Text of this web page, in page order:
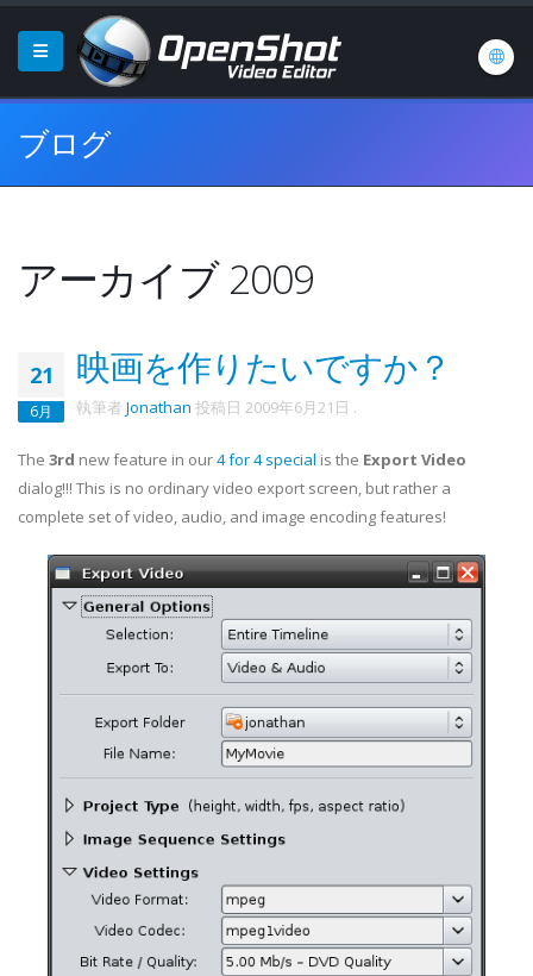
ブログ
アーカイブ 2009
21
6月
映画を作りたいですか？
執筆者 Jonathan 投稿日 2009年6月21日 .
The 3rd new feature in our4 for 4 special is the Export Video
dialog!!! This is no ordinary video export screen, but rather a
complete set of video, audio, and image encoding features!